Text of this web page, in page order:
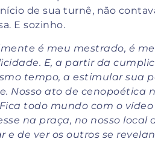
de sua turnê, não
E sozinho.
é meu mestrado, é
E, a partir da
tempo, a estimular sua
Nosso ato de cenopoética
todo mundo com o
na praça, no nosso local
e de ver os outros se